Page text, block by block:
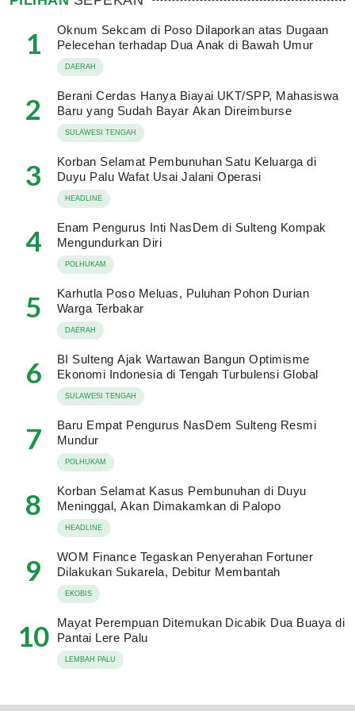
1
Oknum Sekcam di Poso Dilaporkan atas Dugaan
Pelecehan terhadap Dua Anak di Bawah Umur
DAERAH
2
Berani Cerdas Hanya Biayai UKT/SPP, Mahasiswa
Baru yang Sudah Bayar Akan Direimburse
SULAWESI TENGAH
3
Korban Selamat Pembunuhan Satu Keluarga di
Duyu Palu Wafat Usai Jalani Operasi
HEADLINE
4
Enam Pengurus Inti NasDem di Sulteng Kompak
Mengundurkan Diri
POLHUKAM
5
Karhutla Poso Meluas, Puluhan Pohon Durian
Warga Terbakar
DAERAH
6
BI Sulteng Ajak Wartawan Bangun Optimisme
Ekonomi Indonesia di Tengah Turbulensi Global
SULAWESI TENGAH
7
Baru Empat Pengurus NasDem Sulteng Resmi
Mundur
POLHUKAM
8
Korban Selamat Kasus Pembunuhan di Duyu
Meninggal, Akan Dimakamkan di Palopo
HEADLINE
9
WOM Finance Tegaskan Penyerahan Fortuner
Dilakukan Sukarela, Debitur Membantah
EKOBIS
10
Mayat Perempuan Ditemukan Dicabik Dua Buaya di
Pantai Lere Palu
LEMBAH PALU